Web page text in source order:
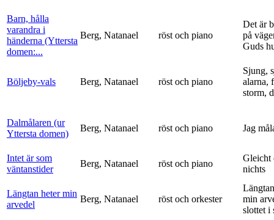
Barn, hålla
varandra i
händerna (Yttersta
domen:...
Berg, Natanael röst och piano
Det är
på
Guds
Böljeby-vals Berg, Natanael röst och piano
Sjung,
alarna,
storm,
Dalmålaren (ur
Yttersta domen)
Berg, Natanael röst och piano Jag
Intet är som
väntanstider
Berg, Natanael röst och piano
Gleicht
nichts
Längtan heter min
arvedel
Berg, Natanael röst och orkester
min
slottet i